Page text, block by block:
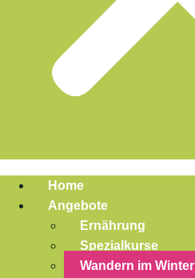
Home
Angebote
Ernährung
Spezialkurse
Wandern im Winter